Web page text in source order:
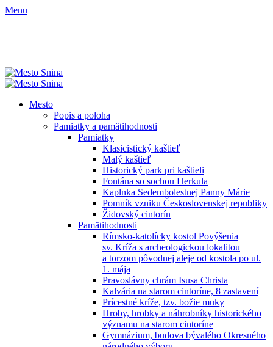
Menu
Mesto
Popis a poloha
Pamiatky a pamätihodnosti
Pamiatky
Klasicistický kaštieľ
Malý kaštieľ
Historický park pri kaštieli
Fontána so sochou Herkula
Kaplnka Sedembolestnej Panny Márie
Pomník vzniku Československej republiky
Židovský cintorín
Pamätihodnosti
Rímsko-katolícky kostol Povýšenia
sv. Kríža s archeologickou lokalitou
a torzom pôvodnej aleje od kostola po ul.
1. mája
Pravoslávny chrám Isusa Christa
Kalvária na starom cintoríne, 8 zastavení
Prícestné kríže, tzv. božie muky
Hroby, hrobky a náhrobníky historického
významu na starom cintoríne
Gymnázium, budova bývalého Okresného